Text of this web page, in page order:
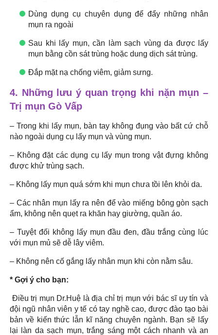
Dùng dụng cụ chuyên dụng để đẩy những nhân
mụn ra ngoài
Sau khi lấy mụn, cần làm sạch vùng da được lấy
mụn bằng cồn sát trùng hoặc dung dịch sát trùng.
Đắp mặt nạ chống viêm, giảm sưng.
4. Những lưu ý quan trọng khi nặn mụn –
Trị mụn Gò Vấp
– Trong khi lấy mụn, bàn tay không đụng vào bất cứ chỗ
nào ngoài dụng cụ lấy mụn và vùng mụn.
– Không đặt các dụng cụ lấy mụn trong vật đựng không
được khử trùng sạch.
– Không lấy mụn quá sớm khi mụn chưa tồi lên khỏi da.
– Các nhân mụn lấy ra nên để vào miếng bông gòn sạch
ẩm, không nên quẹt ra khăn hay giường, quần áo.
– Tuyệt đối không lấy mụn đầu đen, đầu trắng cùng lúc
với mụn mủ sẽ dễ lây viêm.
– Không nên cố gắng lấy nhân mụn khi còn nằm sâu.
* Gợi ý cho bạn:
Điều trị mụn Dr.Huệ là địa chỉ trị mụn với bác sĩ uy tín và
đội ngũ nhân viên y tế có tay nghề cao, được đào tạo bài
bản về kiến thức lẫn kĩ năng chuyên ngành. Bạn sẽ lấy
lại làn da sạch mụn, trắng sáng một cách nhanh và an